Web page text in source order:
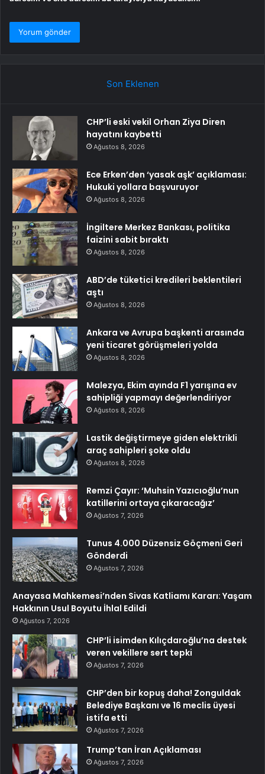
Son Eklenen
CHP’li eski vekil Orhan Ziya Diren
hayatını kaybetti
Ağustos 8, 2026
Ece Erken’den ‘yasak aşk’ açıklaması:
Hukuki yollara başvuruyor
Ağustos 8, 2026
İngiltere Merkez Bankası, politika
faizini sabit bıraktı
Ağustos 8, 2026
ABD’de tüketici kredileri beklentileri
aştı
Ağustos 8, 2026
Ankara ve Avrupa başkenti arasında
yeni ticaret görüşmeleri yolda
Ağustos 8, 2026
Malezya, Ekim ayında F1 yarışına ev
sahipliği yapmayı değerlendiriyor
Ağustos 8, 2026
Lastik değiştirmeye giden elektrikli
araç sahipleri şoke oldu
Ağustos 8, 2026
Remzi Çayır: ‘Muhsin Yazıcıoğlu’nun
katillerini ortaya çıkaracağız’
Ağustos 7, 2026
Tunus 4.000 Düzensiz Göçmeni Geri
Gönderdi
Ağustos 7, 2026
Anayasa Mahkemesi’nden Sivas Katliamı Kararı: Yaşam
Hakkının Usul Boyutu İhlal Edildi
Ağustos 7, 2026
CHP’li isimden Kılıçdaroğlu’na destek
veren vekillere sert tepki
Ağustos 7, 2026
CHP’den bir kopuş daha! Zonguldak
Belediye Başkanı ve 16 meclis üyesi
istifa etti
Ağustos 7, 2026
Trump’tan İran Açıklaması
Ağustos 7, 2026